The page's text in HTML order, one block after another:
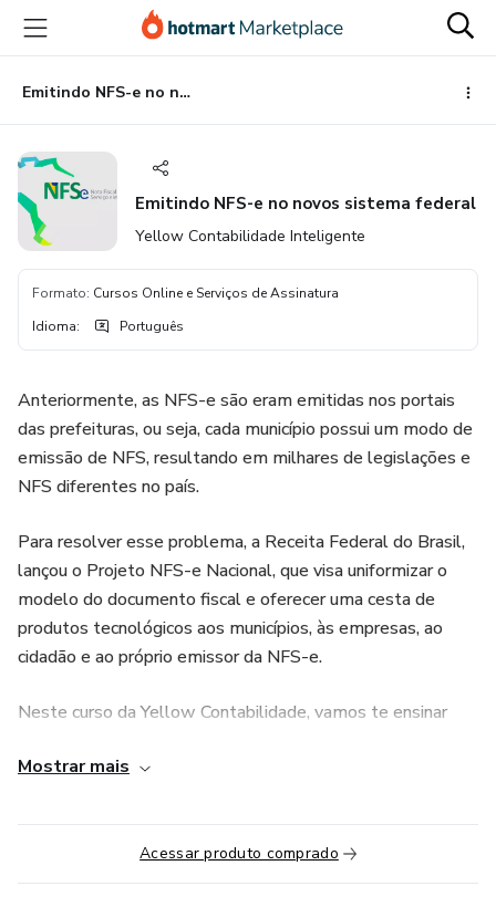
para
conteúdo
principal
para
pagamento
para
rodapé
Emitindo NFS-e no novos sistema federal
Emitindo NFS-e no novos sistema federal
Yellow Contabilidade Inteligente
Formato: Cursos Online e Serviços de Assinatura
Idioma: Português
Anteriormente, as NFS-e são eram emitidas nos portais
das prefeituras, ou seja, cada município possui um modo de
emissão de NFS, resultando em milhares de legislações e
NFS diferentes no país.
Para resolver esse problema, a Receita Federal do Brasil,
lançou o Projeto NFS-e Nacional, que visa uniformizar o
modelo do documento fiscal e oferecer uma cesta de
produtos tecnológicos aos municípios, às empresas, ao
cidadão e ao próprio emissor da NFS-e.
Neste curso da Yellow Contabilidade, vamos te ensinar
fiscais e quais são os principais pontos de atenção que você
Mostrar mais
Acessar produto comprado